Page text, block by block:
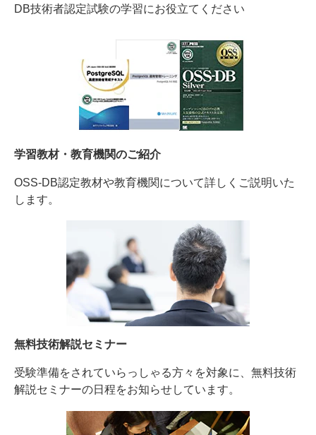
DB技術者認定試験の学習にお役立てください
学習教材・教育機関のご紹介
OSS-DB認定教材や教育機関について詳しくご説明いた
します。
無料技術解説セミナー
受験準備をされていらっしゃる方々を対象に、無料技術
解説セミナーの日程をお知らせしています。